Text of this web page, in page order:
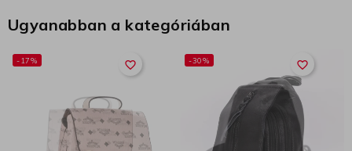
Ugyanabban a kategóriában
favorite_border
-17% favorite_border
-30%